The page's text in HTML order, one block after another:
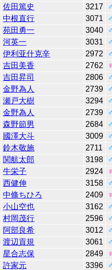
佐田篤史 3217
中根直行 3071
苑田勇一 3040
河英一 3031
伊利亚什克辛 2972
吉田美香 2762
吉田昇司 2806
金野為人 2739
瀬戸大樹 3294
金野為人 2739
森野節男 2684
國澤大斗 3009
鈴木敬施 2711
関航太郎 3198
牛栄子 2924
西健伸 3158
中條ちひろ 2409
小山空也 3162
村岡茂行 2596
阿部良希 3012
渡辺貢規 3061
星合志保 2849
許家元 3396